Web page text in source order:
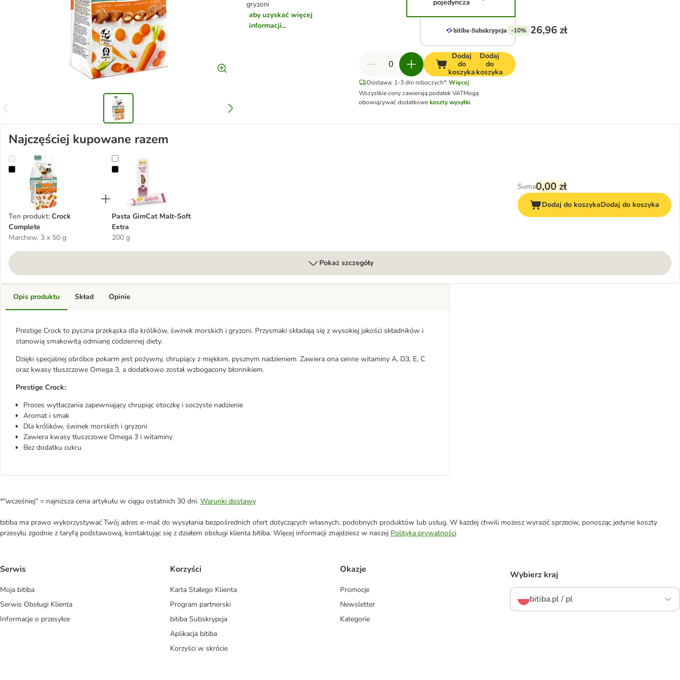
gryzoni
aby uzyskać więcej
informacji...
pojedyncza
-10% 26,96 zł
Dodaj
do
koszyka
Dodaj
do
koszyka
Dostawa: 1-3 dni roboczych*. Więcej
Wszystkie ceny zawierają podatek VATMogą
obowiązywać dodatkowekoszty wysyłki.
Najczęściej kupowane razem
Crock Complete
Ten produkt: Crock
Complete
Marchew, 3 x 50 g
Pasta GimCat Malt-Soft Extra
Pasta GimCat Malt-Soft
Extra
200 g
Suma0,00 zł
Dodaj do koszykaDodaj do koszyka
Pokaż szczegóły
Opis produktu
Prestige Crock to pyszna przekąska dla królików, świnek morskich i gryzoni. Przysmaki składają się z wysokiej jakości składników i
stanowią smakowitą odmianę codziennej diety.
Dzięki specjalnej obróbce pokarm jest pożywny, chrupiący z miękkim, pysznym nadzieniem. Zawiera ona cenne witaminy A, D3, E, C
oraz kwasy tłuszczowe Omega 3, a dodatkowo został wzbogacony błonnikiem.
Prestige Crock:
Proces wytłaczania zapewniający chrupiąc otoczkę i soczyste nadzienie
Aromat i smak
Dla królików, świnek morskich i gryzoni
Zawiera kwasy tłuszczowe Omega 3 i witaminy
Bez dodatku cukru
Skład Opinie
*"wcześniej" = najniższa cena artykułu w ciągu ostatnich 30 dni. Warunki dostawy
bitiba ma prawo wykorzystywać Twój adres e-mail do wysyłania bezpośrednich ofert dotyczących własnych, podobnych produktów lub usług. W każdej chwili możesz wyrazić sprzeciw, ponosząc jedynie koszty
przesyłu zgodnie z taryfą podstawową, kontaktując się z działem obsługi klienta bitiba. Więcej informacji znajdziesz w naszej Polityka prywatności
Serwis
Moja bitiba
Serwis Obsługi Klienta
Informacje o przesyłce
Korzyści
Karta Stałego Klienta
Program partnerski
bitiba Subskrypcja
Aplikacja bitiba
Korzyści w skrócie
Okazje
Promocje
Newsletter
Kategorie
Wybierz kraj
bitiba.pl / pl